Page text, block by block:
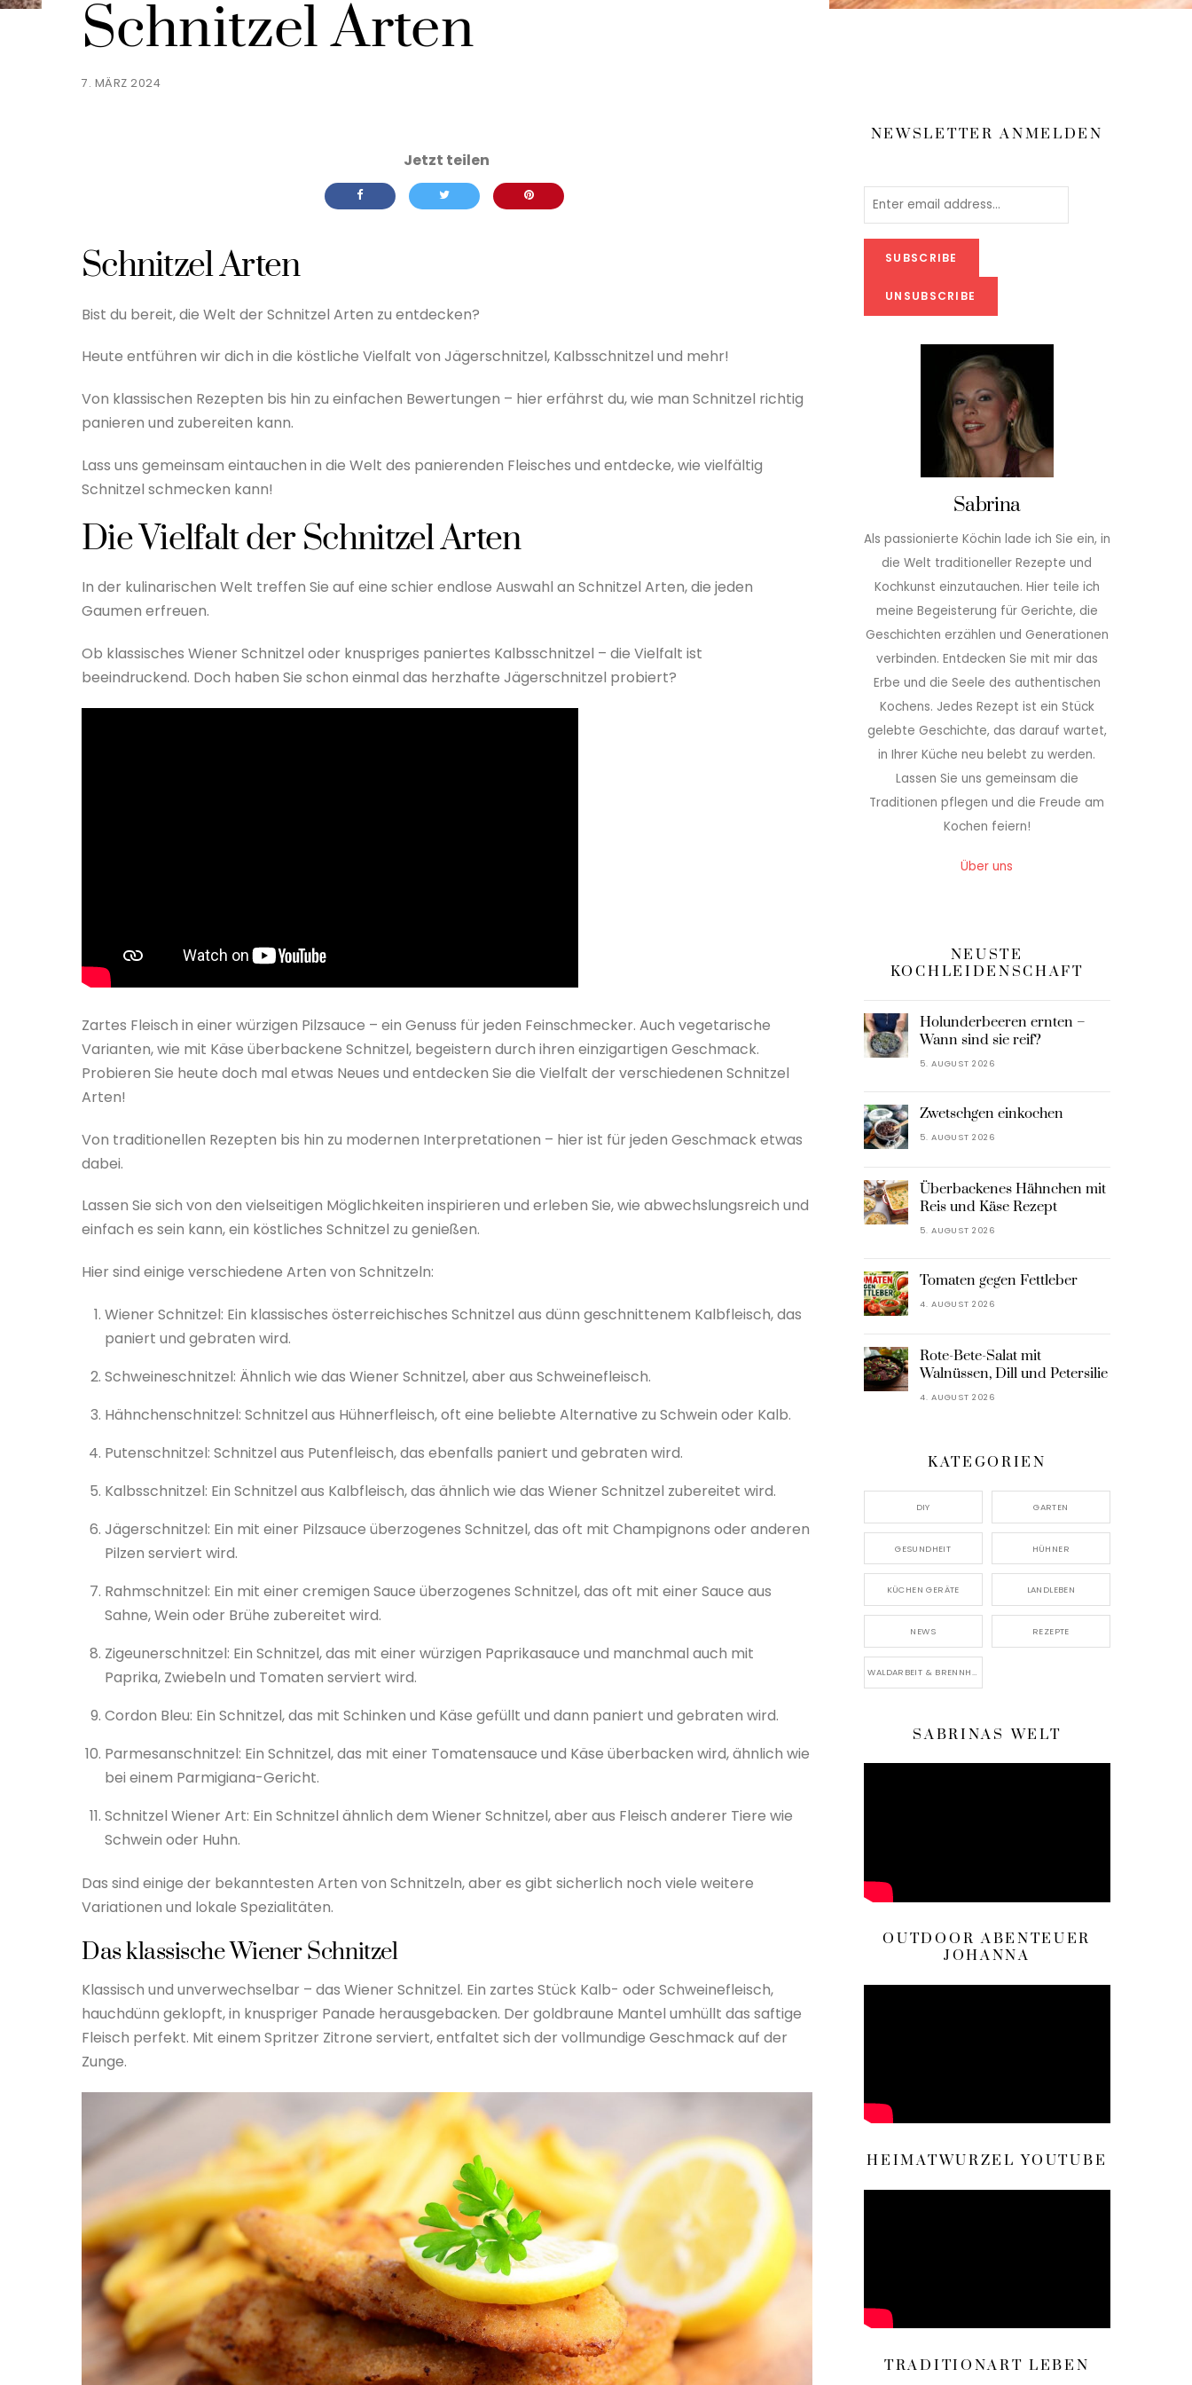
7. MÄRZ 2024
Schnitzel Arten
Schnitzel Arten
Bist du bereit, die Welt der Schnitzel Arten zu entdecken?
Heute entführen wir dich in die köstliche Vielfalt von Jägerschnitzel, Kalbsschnitzel und mehr!
Von klassischen Rezepten bis hin zu einfachen Bewertungen – hier erfährst du, wie man Schnitzel richtig
panieren und zubereiten kann.
Lass uns gemeinsam eintauchen in die Welt des panierenden Fleisches und entdecke, wie vielfältig
Schnitzel schmecken kann!
Die Vielfalt der Schnitzel Arten
In der kulinarischen Welt treffen Sie auf eine schier endlose Auswahl an Schnitzel Arten, die jeden
Gaumen erfreuen.
Ob klassisches Wiener Schnitzel oder knuspriges paniertes Kalbsschnitzel – die Vielfalt ist
beeindruckend. Doch haben Sie schon einmal das herzhafte Jägerschnitzel probiert?
Zartes Fleisch in einer würzigen Pilzsauce – ein Genuss für jeden Feinschmecker. Auch vegetarische
Varianten, wie mit Käse überbackene Schnitzel, begeistern durch ihren einzigartigen Geschmack.
Probieren Sie heute doch mal etwas Neues und entdecken Sie die Vielfalt der verschiedenen Schnitzel
Arten!
Von traditionellen Rezepten bis hin zu modernen Interpretationen – hier ist für jeden Geschmack etwas
dabei.
Lassen Sie sich von den vielseitigen Möglichkeiten inspirieren und erleben Sie, wie abwechslungsreich und
einfach es sein kann, ein köstliches Schnitzel zu genießen.
Hier sind einige verschiedene Arten von Schnitzeln:
Wiener Schnitzel: Ein klassisches österreichisches Schnitzel aus dünn geschnittenem Kalbfleisch, das
paniert und gebraten wird.
Schweineschnitzel: Ähnlich wie das Wiener Schnitzel, aber aus Schweinefleisch.
Hähnchenschnitzel: Schnitzel aus Hühnerfleisch, oft eine beliebte Alternative zu Schwein oder Kalb.
Putenschnitzel: Schnitzel aus Putenfleisch, das ebenfalls paniert und gebraten wird.
Kalbsschnitzel: Ein Schnitzel aus Kalbfleisch, das ähnlich wie das Wiener Schnitzel zubereitet wird.
Jägerschnitzel: Ein mit einer Pilzsauce überzogenes Schnitzel, das oft mit Champignons oder anderen
Pilzen serviert wird.
Rahmschnitzel: Ein mit einer cremigen Sauce überzogenes Schnitzel, das oft mit einer Sauce aus
Sahne, Wein oder Brühe zubereitet wird.
Zigeunerschnitzel: Ein Schnitzel, das mit einer würzigen Paprikasauce und manchmal auch mit
Paprika, Zwiebeln und Tomaten serviert wird.
Cordon Bleu: Ein Schnitzel, das mit Schinken und Käse gefüllt und dann paniert und gebraten wird.
Parmesanschnitzel: Ein Schnitzel, das mit einer Tomatensauce und Käse überbacken wird, ähnlich wie
bei einem Parmigiana-Gericht.
Schnitzel Wiener Art: Ein Schnitzel ähnlich dem Wiener Schnitzel, aber aus Fleisch anderer Tiere wie
Schwein oder Huhn.
Das sind einige der bekanntesten Arten von Schnitzeln, aber es gibt sicherlich noch viele weitere
Variationen und lokale Spezialitäten.
Das klassische Wiener Schnitzel
Klassisch und unverwechselbar – das Wiener Schnitzel. Ein zartes Stück Kalb- oder Schweinefleisch,
hauchdünn geklopft, in knuspriger Panade herausgebacken. Der goldbraune Mantel umhüllt das saftige
Fleisch perfekt. Mit einem Spritzer Zitrone serviert, entfaltet sich der vollmundige Geschmack auf der
Zunge.
NEWSLETTER ANMELDEN
Sabrina
Als passionierte Köchin lade ich Sie ein, in
die Welt traditioneller Rezepte und
Kochkunst einzutauchen. Hier teile ich
meine Begeisterung für Gerichte, die
Geschichten erzählen und Generationen
verbinden. Entdecken Sie mit mir das
Erbe und die Seele des authentischen
Kochens. Jedes Rezept ist ein Stück
gelebte Geschichte, das darauf wartet,
in Ihrer Küche neu belebt zu werden.
Lassen Sie uns gemeinsam die
Traditionen pflegen und die Freude am
Kochen feiern!
Über uns
NEUSTE
KOCHLEIDENSCHAFT
Holunderbeeren ernten –
Wann sind sie reif?
5. AUGUST 2026
Zwetschgen einkochen
5. AUGUST 2026
Überbackenes Hähnchen mit
Reis und Käse Rezept
5. AUGUST 2026
Tomaten gegen Fettleber
4. AUGUST 2026
Rote-Bete-Salat mit
Walnüssen, Dill und Petersilie
4. AUGUST 2026
KATEGORIEN
DIY GARTEN
GESUNDHEIT HÜHNER
KÜCHEN GERÄTE LANDLEBEN
NEWS REZEPTE
WALDARBEIT & BRENNHOLZ
SABRINAS WELT
OUTDOOR ABENTEUER
JOHANNA
HEIMATWURZEL YOUTUBE
TRADITIONART LEBEN